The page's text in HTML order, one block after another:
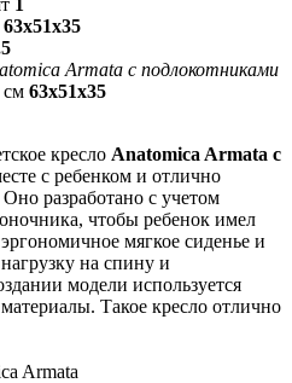
63x51x35
Armata с подлокотниками
см 63x51x35
кресло Anatomica Armata с
с ребенком и отлично
разработано с учетом
чтобы ребенок имел
мягкое сиденье и
на спину и
модели используется
Такое кресло отлично
Armata